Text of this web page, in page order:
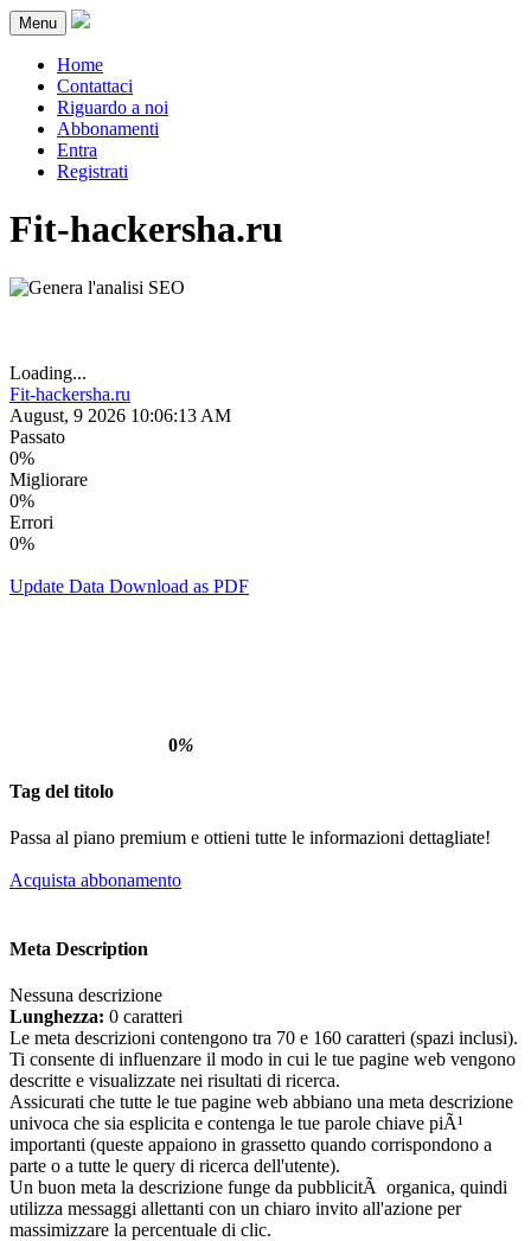
Menu
Home
Contattaci
Riguardo a noi
Abbonamenti
Entra
Registrati
Fit-hackersha.ru
Loading...
Fit-hackersha.ru
August, 9 2026 10:06:13 AM
Passato
0%
Migliorare
0%
Errori
0%
Update Data Download as PDF
0%
Tag del titolo
Passa al piano premium e ottieni tutte le informazioni dettagliate!
Acquista abbonamento
Meta Description
Nessuna descrizione
Lunghezza: 0 caratteri
Le meta descrizioni contengono tra 70 e 160 caratteri (spazi inclusi).
Ti consente di influenzare il modo in cui le tue pagine web vengono
descritte e visualizzate nei risultati di ricerca.
Assicurati che tutte le tue pagine web abbiano una meta descrizione
univoca che sia esplicita e contenga le tue parole chiave piÃ¹
importanti (queste appaiono in grassetto quando corrispondono a
parte o a tutte le query di ricerca dell'utente).
Un buon meta la descrizione funge da pubblicitÃ organica, quindi
utilizza messaggi allettanti con un chiaro invito all'azione per
massimizzare la percentuale di clic.